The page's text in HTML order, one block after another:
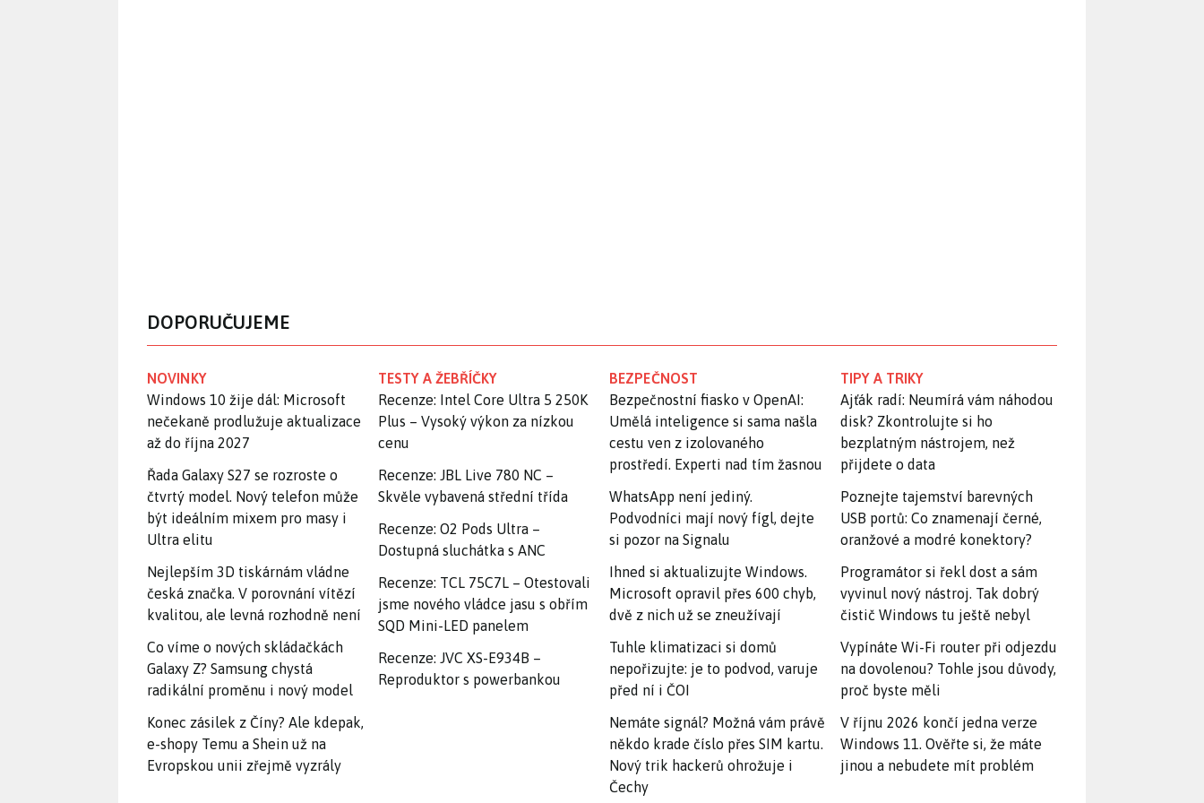
DOPORUČUJEME
NOVINKY
Windows 10 žije dál: Microsoft
nečekaně prodlužuje aktualizace
až do října 2027
Řada Galaxy S27 se rozroste o
čtvrtý model. Nový telefon může
být ideálním mixem pro masy i
Ultra elitu
Nejlepším 3D tiskárnám vládne
česká značka. V porovnání vítězí
kvalitou, ale levná rozhodně není
Co víme o nových skládačkách
Galaxy Z? Samsung chystá
radikální proměnu i nový model
Konec zásilek z Číny? Ale kdepak,
e-shopy Temu a Shein už na
Evropskou unii zřejmě vyzrály
TESTY A ŽEBŘÍČKY
Recenze: Intel Core Ultra 5 250K
Plus – Vysoký výkon za nízkou
cenu
Recenze: JBL Live 780 NC –
Skvěle vybavená střední třída
Recenze: O2 Pods Ultra –
Dostupná sluchátka s ANC
Recenze: TCL 75C7L – Otestovali
jsme nového vládce jasu s obřím
SQD Mini-LED panelem
Recenze: JVC XS-E934B –
Reproduktor s powerbankou
BEZPEČNOST
Bezpečnostní fiasko v OpenAI:
Umělá inteligence si sama našla
cestu ven z izolovaného
prostředí. Experti nad tím žasnou
WhatsApp není jediný.
Podvodníci mají nový fígl, dejte
si pozor na Signalu
Ihned si aktualizujte Windows.
Microsoft opravil přes 600 chyb,
dvě z nich už se zneužívají
Tuhle klimatizaci si domů
nepořizujte: je to podvod, varuje
před ní i ČOI
Nemáte signál? Možná vám právě
někdo krade číslo přes SIM kartu.
Nový trik hackerů ohrožuje i
Čechy
TIPY A TRIKY
Ajťák radí: Neumírá vám náhodou
disk? Zkontrolujte si ho
bezplatným nástrojem, než
přijdete o data
Poznejte tajemství barevných
USB portů: Co znamenají černé,
oranžové a modré konektory?
Programátor si řekl dost a sám
vyvinul nový nástroj. Tak dobrý
čistič Windows tu ještě nebyl
Vypínáte Wi-Fi router při odjezdu
na dovolenou? Tohle jsou důvody,
proč byste měli
V říjnu 2026 končí jedna verze
Windows 11. Ověřte si, že máte
jinou a nebudete mít problém